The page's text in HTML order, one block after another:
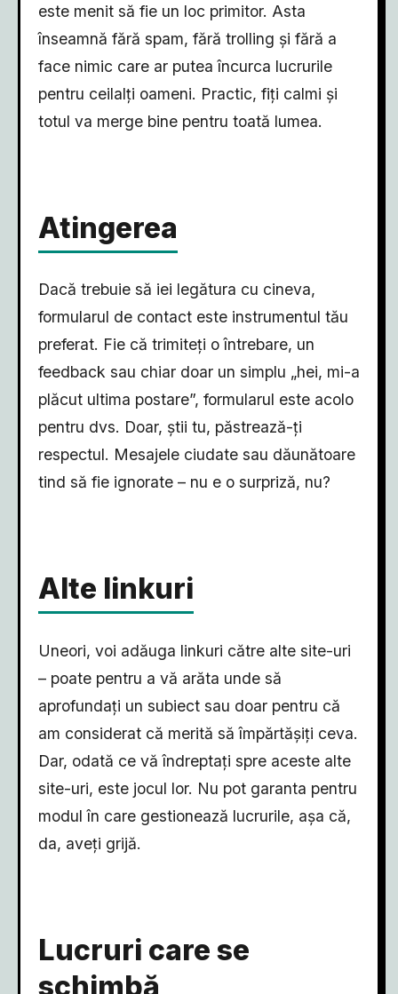
este menit să fie un loc primitor. Asta
înseamnă fără spam, fără trolling și fără a
face nimic care ar putea încurca lucrurile
pentru ceilalți oameni. Practic, fiți calmi și
totul va merge bine pentru toată lumea.
Atingerea
Dacă trebuie să iei legătura cu cineva,
formularul de contact este instrumentul tău
preferat. Fie că trimiteți o întrebare, un
feedback sau chiar doar un simplu „hei, mi-a
plăcut ultima postare”, formularul este acolo
pentru dvs. Doar, știi tu, păstrează-ți
respectul. Mesajele ciudate sau dăunătoare
tind să fie ignorate – nu e o surpriză, nu?
Alte linkuri
Uneori, voi adăuga linkuri către alte site-uri
– poate pentru a vă arăta unde să
aprofundați un subiect sau doar pentru că
am considerat că merită să împărtășiți ceva.
Dar, odată ce vă îndreptați spre aceste alte
site-uri, este jocul lor. Nu pot garanta pentru
modul în care gestionează lucrurile, așa că,
da, aveți grijă.
Lucruri care se
schimbă